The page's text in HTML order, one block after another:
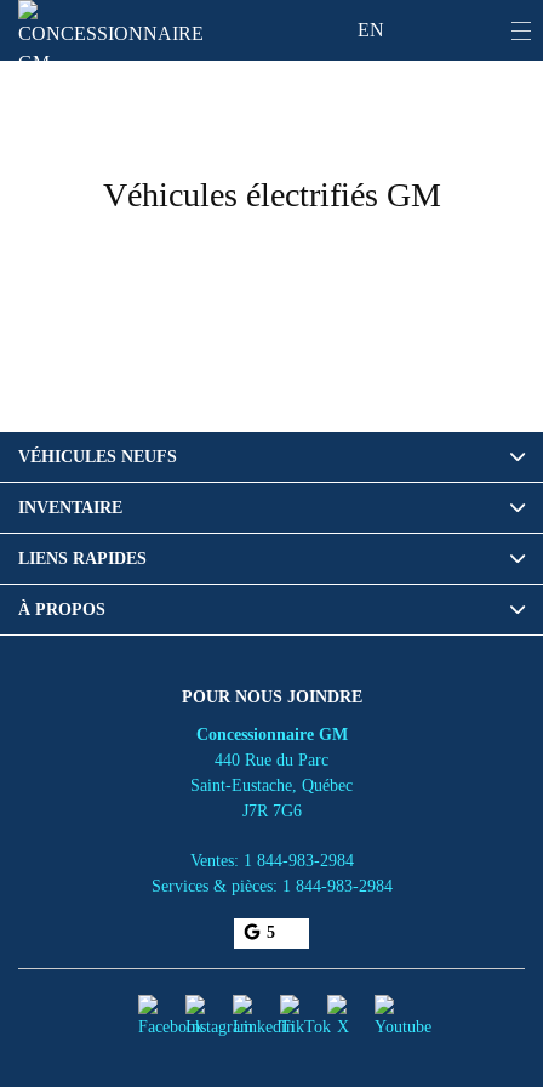
EN
Véhicules électrifiés GM
POUR NOUS JOINDRE
Concessionnaire GM
440 Rue du Parc
Saint-Eustache, Québec
J7R 7G6
Ventes: 1 844-983-2984
Services & pièces: 1 844-983-2984
5
VÉHICULES NEUFS
INVENTAIRE
LIENS RAPIDES
À PROPOS